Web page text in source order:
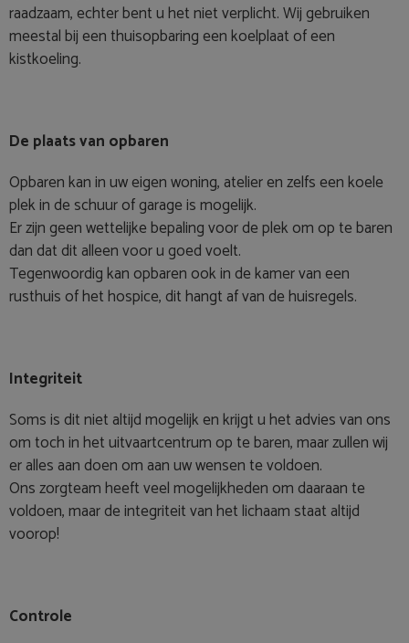
raadzaam, echter bent u het niet verplicht. Wij gebruiken
meestal bij een thuisopbaring een koelplaat of een
kistkoeling.
De plaats van opbaren
Opbaren kan in uw eigen woning, atelier en zelfs een koele
plek in de schuur of garage is mogelijk.
Er zijn geen wettelijke bepaling voor de plek om op te baren
dan dat dit alleen voor u goed voelt.
Tegenwoordig kan opbaren ook in de kamer van een
rusthuis of het hospice, dit hangt af van de huisregels.
Integriteit
Soms is dit niet altijd mogelijk en krijgt u het advies van ons
om toch in het uitvaartcentrum op te baren, maar zullen wij
er alles aan doen om aan uw wensen te voldoen.
Ons zorgteam heeft veel mogelijkheden om daaraan te
voldoen, maar de integriteit van het lichaam staat altijd
voorop!
Controle